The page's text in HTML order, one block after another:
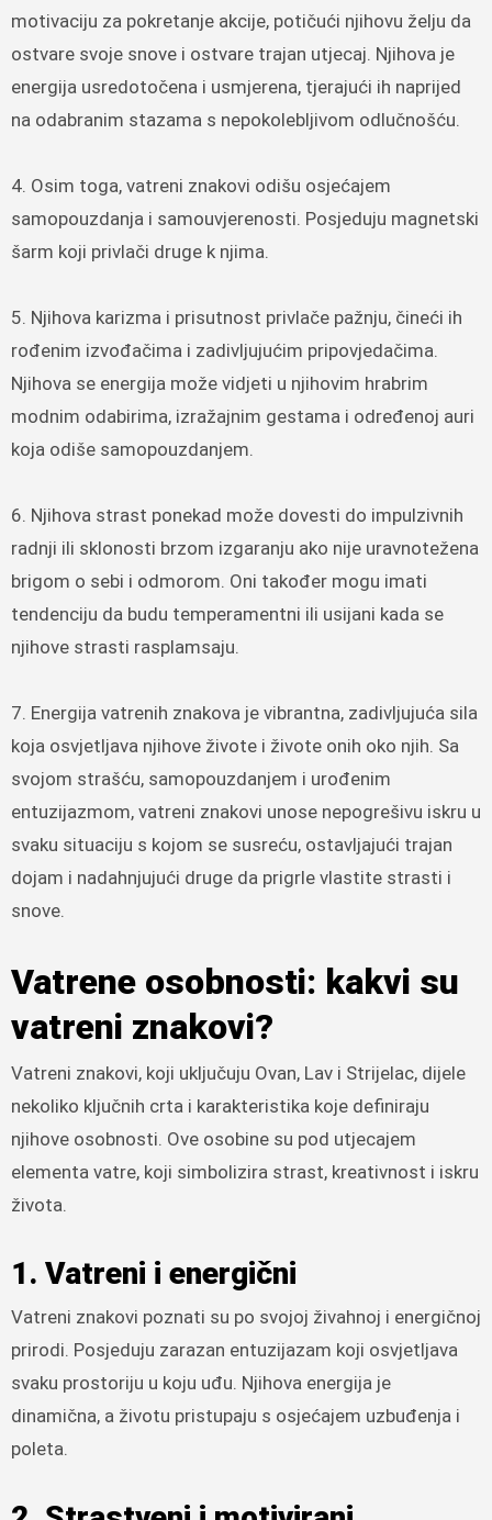
motivaciju za pokretanje akcije, potičući njihovu želju da
ostvare svoje snove i ostvare trajan utjecaj. Njihova je
energija usredotočena i usmjerena, tjerajući ih naprijed
na odabranim stazama s nepokolebljivom odlučnošću.
4. Osim toga, vatreni znakovi odišu osjećajem
samopouzdanja i samouvjerenosti. Posjeduju magnetski
šarm koji privlači druge k njima.
5. Njihova karizma i prisutnost privlače pažnju, čineći ih
rođenim izvođačima i zadivljujućim pripovjedačima.
Njihova se energija može vidjeti u njihovim hrabrim
modnim odabirima, izražajnim gestama i određenoj auri
koja odiše samopouzdanjem.
6. Njihova strast ponekad može dovesti do impulzivnih
radnji ili sklonosti brzom izgaranju ako nije uravnotežena
brigom o sebi i odmorom. Oni također mogu imati
tendenciju da budu temperamentni ili usijani kada se
njihove strasti rasplamsaju.
7. Energija vatrenih znakova je vibrantna, zadivljujuća sila
koja osvjetljava njihove živote i živote onih oko njih. Sa
svojom strašću, samopouzdanjem i urođenim
entuzijazmom, vatreni znakovi unose nepogrešivu iskru u
svaku situaciju s kojom se susreću, ostavljajući trajan
dojam i nadahnjujući druge da prigrle vlastite strasti i
snove.
Vatrene osobnosti: kakvi su
vatreni znakovi?
Vatreni znakovi, koji uključuju Ovan, Lav i Strijelac, dijele
nekoliko ključnih crta i karakteristika koje definiraju
njihove osobnosti. Ove osobine su pod utjecajem
elementa vatre, koji simbolizira strast, kreativnost i iskru
života.
1. Vatreni i energični
Vatreni znakovi poznati su po svojoj živahnoj i energičnoj
prirodi. Posjeduju zarazan entuzijazam koji osvjetljava
svaku prostoriju u koju uđu. Njihova energija je
dinamična, a životu pristupaju s osjećajem uzbuđenja i
poleta.